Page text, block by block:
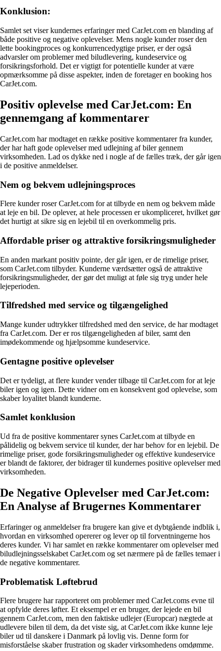
Konklusion:
Samlet set viser kundernes erfaringer med CarJet.com en blanding af
både positive og negative oplevelser. Mens nogle kunder roser den
lette bookingproces og konkurrencedygtige priser, er der også
advarsler om problemer med biludlevering, kundeservice og
forsikringsforhold. Det er vigtigt for potentielle kunder at være
opmærksomme på disse aspekter, inden de foretager en booking hos
CarJet.com.
Positiv oplevelse med CarJet.com: En
gennemgang af kommentarer
CarJet.com har modtaget en række positive kommentarer fra kunder,
der har haft gode oplevelser med udlejning af biler gennem
virksomheden. Lad os dykke ned i nogle af de fælles træk, der går igen
i de positive anmeldelser.
Nem og bekvem udlejningsproces
Flere kunder roser CarJet.com for at tilbyde en nem og bekvem måde
at leje en bil. De oplever, at hele processen er ukompliceret, hvilket gør
det hurtigt at sikre sig en lejebil til en overkommelig pris.
Affordable priser og attraktive forsikringsmuligheder
En anden markant positiv pointe, der går igen, er de rimelige priser,
som CarJet.com tilbyder. Kunderne værdsætter også de attraktive
forsikringsmuligheder, der gør det muligt at føle sig tryg under hele
lejeperioden.
Tilfredshed med service og tilgængelighed
Mange kunder udtrykker tilfredshed med den service, de har modtaget
fra CarJet.com. Der er ros tilgængeligheden af biler, samt den
imødekommende og hjælpsomme kundeservice.
Gentagne positive oplevelser
Det er tydeligt, at flere kunder vender tilbage til CarJet.com for at leje
biler igen og igen. Dette vidner om en konsekvent god oplevelse, som
skaber loyalitet blandt kunderne.
Samlet konklusion
Ud fra de positive kommentarer synes CarJet.com at tilbyde en
pålidelig og bekvem service til kunder, der har behov for en lejebil. De
rimelige priser, gode forsikringsmuligheder og effektive kundeservice
er blandt de faktorer, der bidrager til kundernes positive oplevelser med
virksomheden.
De Negative Oplevelser med CarJet.com:
En Analyse af Brugernes Kommentarer
Erfaringer og anmeldelser fra brugere kan give et dybtgående indblik i,
hvordan en virksomhed opererer og lever op til forventningerne hos
deres kunder. Vi har samlet en række kommentarer om oplevelser med
biludlejningsselskabet CarJet.com og set nærmere på de fælles temaer i
de negative kommentarer.
Problematisk Løftebrud
Flere brugere har rapporteret om problemer med CarJet.coms evne til
at opfylde deres løfter. Et eksempel er en bruger, der lejede en bil
gennem CarJet.com, men den faktiske udlejer (Europcar) nægtede at
udlevere bilen til dem, da det viste sig, at CarJet.com ikke kunne leje
biler ud til danskere i Danmark på lovlig vis. Denne form for
misforståelse skaber frustration og skader virksomhedens omdømme.